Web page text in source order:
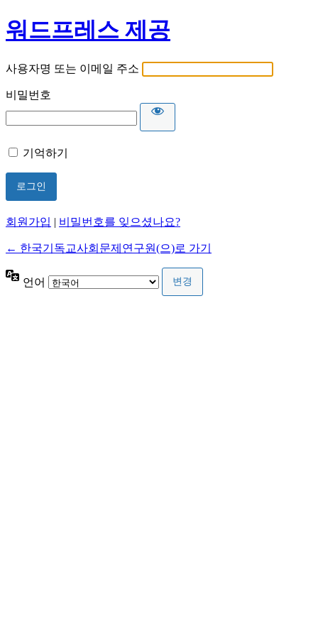
워드프레스 제공
사용자명 또는 이메일 주소
비밀번호
기억하기
회원가입 | 비밀번호를 잊으셨나요?
← 한국기독교사회문제연구원(으)로 가기
언어